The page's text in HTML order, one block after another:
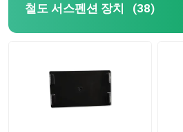
철도 서스펜션 장치 (38)